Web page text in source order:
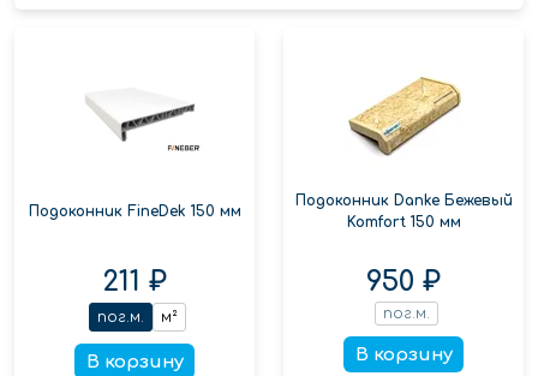
Подоконник FineDek 150 мм
211 ₽
пог.м. м²
В корзину
Подоконник Danke Бежевый
Komfort 150 мм
950 ₽
пог.м.
В корзину